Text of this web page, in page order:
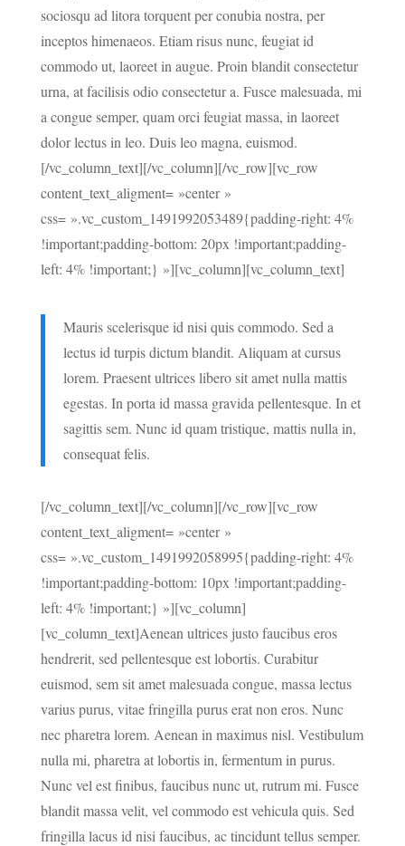
sociosqu ad litora torquent per conubia nostra, per
inceptos himenaeos. Etiam risus nunc, feugiat id
commodo ut, laoreet in augue. Proin blandit consectetur
urna, at facilisis odio consectetur a. Fusce malesuada, mi
a congue semper, quam orci feugiat massa, in laoreet
dolor lectus in leo. Duis leo magna, euismod.
[/vc_column_text][/vc_column][/vc_row][vc_row
content_text_aligment= »center »
css= ».vc_custom_1491992053489{padding-right: 4%
!important;padding-bottom: 20px !important;padding-
left: 4% !important;} »][vc_column][vc_column_text]
Mauris scelerisque id nisi quis commodo. Sed a
lectus id turpis dictum blandit. Aliquam at cursus
lorem. Praesent ultrices libero sit amet nulla mattis
egestas. In porta id massa gravida pellentesque. In et
sagittis sem. Nunc id quam tristique, mattis nulla in,
consequat felis.
[/vc_column_text][/vc_column][/vc_row][vc_row
content_text_aligment= »center »
css= ».vc_custom_1491992058995{padding-right: 4%
!important;padding-bottom: 10px !important;padding-
left: 4% !important;} »][vc_column]
[vc_column_text]Aenean ultrices justo faucibus eros
hendrerit, sed pellentesque est lobortis. Curabitur
euismod, sem sit amet malesuada congue, massa lectus
varius purus, vitae fringilla purus erat non eros. Nunc
nec pharetra lorem. Aenean in maximus nisl. Vestibulum
nulla mi, pharetra at lobortis in, fermentum in purus.
Nunc vel est finibus, faucibus nunc ut, rutrum mi. Fusce
blandit massa velit, vel commodo est vehicula quis. Sed
fringilla lacus id nisi faucibus, ac tincidunt tellus semper.